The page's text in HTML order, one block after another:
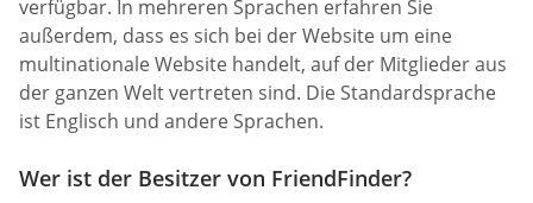
verfügbar. In mehreren Sprachen erfahren Sie
außerdem, dass es sich bei der Website um eine
multinationale Website handelt, auf der Mitglieder aus
der ganzen Welt vertreten sind. Die Standardsprache
ist Englisch und andere Sprachen.
Wer ist der Besitzer von FriendFinder?